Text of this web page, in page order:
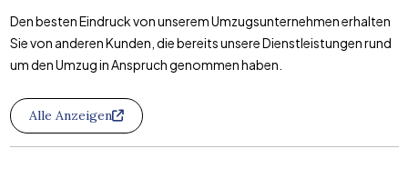
Den besten Eindruck von unserem Umzugsunternehmen erhalten
Sie von anderen Kunden, die bereits unsere Dienstleistungen rund
um den Umzug in Anspruch genommen haben.
Alle Anzeigen